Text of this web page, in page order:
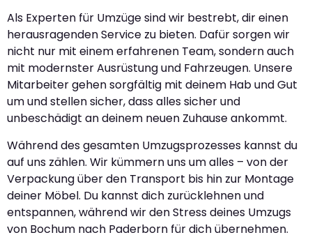
Als Experten für Umzüge sind wir bestrebt, dir einen
herausragenden Service zu bieten. Dafür sorgen wir
nicht nur mit einem erfahrenen Team, sondern auch
mit modernster Ausrüstung und Fahrzeugen. Unsere
Mitarbeiter gehen sorgfältig mit deinem Hab und Gut
um und stellen sicher, dass alles sicher und
unbeschädigt an deinem neuen Zuhause ankommt.
Während des gesamten Umzugsprozesses kannst du
auf uns zählen. Wir kümmern uns um alles – von der
Verpackung über den Transport bis hin zur Montage
deiner Möbel. Du kannst dich zurücklehnen und
entspannen, während wir den Stress deines Umzugs
von Bochum nach Paderborn für dich übernehmen.